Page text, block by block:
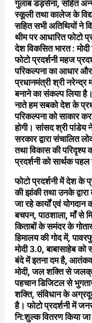
गुलाब डड़सेना, सहित
स्कूली तथा कालेज के
सहित सभी अतिथियों ने
थीम पर आधारित फोटो
देश विकसित भारत :
फोटो प्रदर्शनी महज
परिकल्पना का आधार
प्रधानमंत्री श्री नरेन्द्र
बनाने का संकल्प लिया
नाते हम सबको देश के
परिकल्पना को साकार
होगी। सांसद श्री पांडेय
सरकार द्वारा संचालित
तथा विकास की
प्रदर्शनी को सार्थक पहल
फोटो प्रदर्शनी में देश के
की झांकी तथा उनके
जा रहे कार्यों एवं
बचपन, पाठशाला, माँ से
किताबों के समंदर के
हिमालय की गोद में,
मोदी 3.0, बाबासाहेब
बंदे में इतना दम है,
मोदी, जल शक्ति से
पहचान डिजिटल से
शक्ति, संविधान के
है। फोटो प्रदर्शनी में
नि:शुल्क वितरण किया जा